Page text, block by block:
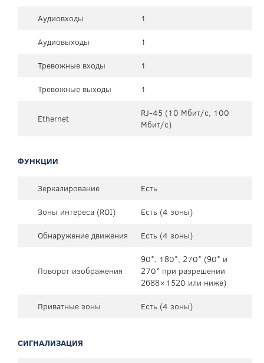
Аудиовходы
1
Аудиовыходы
1
Тревожные входы
1
Тревожные выходы
1
Ethernet
RJ-45 (10 Мбит/с, 100
Мбит/с)
ФУНКЦИИ
Зеркалирование
Есть
Зоны интереса (ROI)
Есть (4 зоны)
Обнаружение движения
Есть (4 зоны)
Поворот изображения
90°, 180°, 270° (90° и
270° при разрешении
2688×1520 или ниже)
Приватные зоны
Есть (4 зоны)
СИГНАЛИЗАЦИЯ